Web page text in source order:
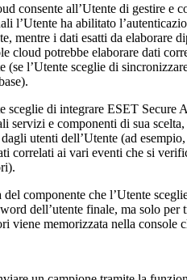
consente all’Utente di gestire
l’Utente ha abilitato
mentre i dati esatti da elaborare
cloud potrebbe elaborare dati
l’Utente sceglie di
sceglie di integrare ESET
servizi e componenti di sua
utenti dell’Utente (ad
correlati ai vari eventi che si
del componente che l’Utente
dell’utente finale, ma solo
viene memorizzata nella console